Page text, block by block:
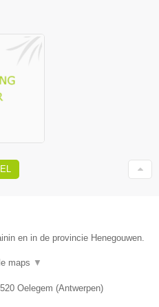
en in de provincie Henegouwen.
maps ▼
Oelegem (Antwerpen)